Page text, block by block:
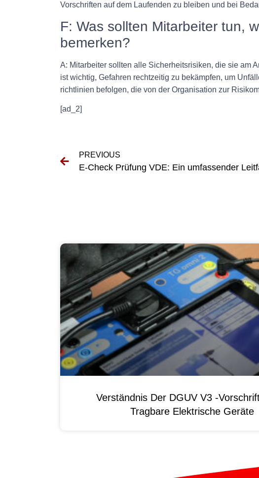
Vorschriften auf dem Laufenden zu bleiben und bei
F: Was sollten Mitarbeiter tun,
bemerken?
A: Mitarbeiter sollten alle Sicherheitsrisiken, die sie am
ist wichtig, Gefahren rechtzeitig zu bekämpfen, um
richtlinien befolgen, die von der Organisation zur
[ad_2]
PREVIOUS
Verständnis Der DGUV V3 -
Tragbare Elektrische Geräte